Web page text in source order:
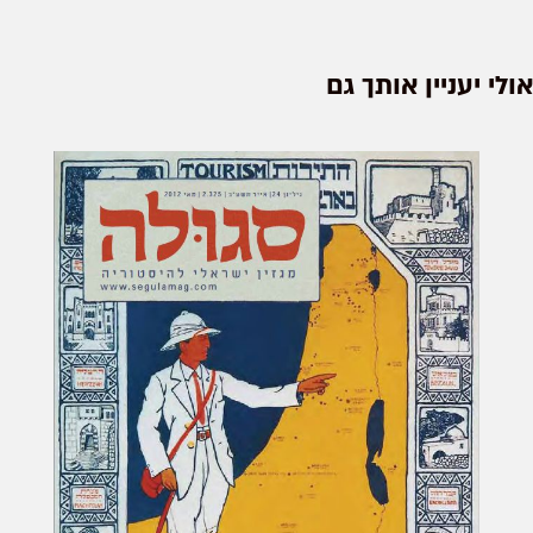
אולי יעניין אותך גם